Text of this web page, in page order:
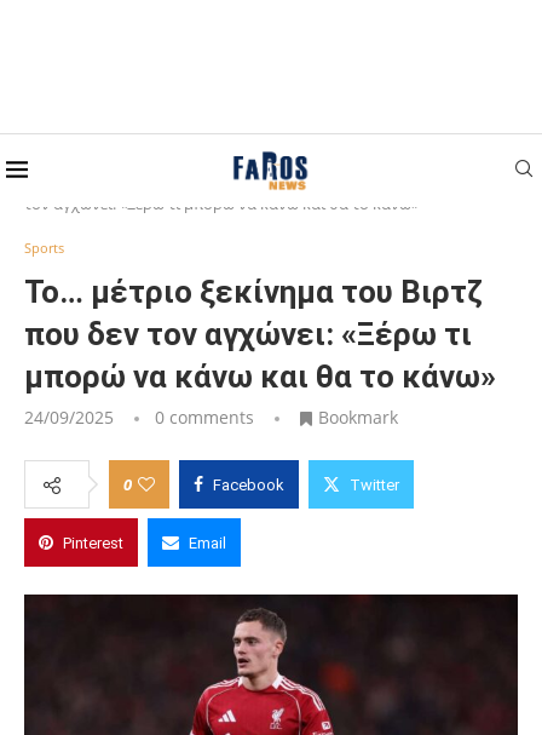
Home
Το… μέτριο ξεκίνημα του Βιρτζ που δεν
τον αγχώνει: «Ξέρω τι μπορώ να κάνω και θα το κάνω»
Sports
Το… μέτριο ξεκίνημα του Βιρτζ
που δεν τον αγχώνει: «Ξέρω τι
μπορώ να κάνω και θα το κάνω»
24/09/2025 0 comments Bookmark
0 Facebook Twitter
Pinterest Email